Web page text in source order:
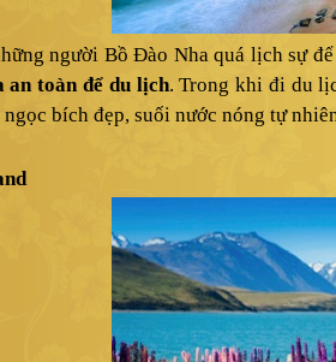
người Bồ Đào Nha quá lịch sự
an toàn để du lịch. Trong khi đi du
bích đẹp, suối nước nóng tự